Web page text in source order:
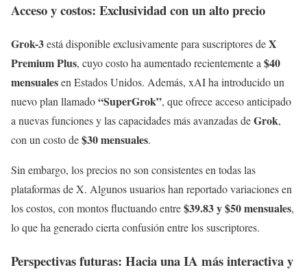
Acceso y costos: Exclusividad con un alto precio
Grok-3está disponible exclusivamente para suscriptores deX
Premium Plus, cuyo costo ha aumentado recientemente a $40
mensualesen Estados Unidos. Además, xAI ha introducido un
nuevo plan llamado“SuperGrok”, que ofrece acceso anticipado
a nuevas funciones y las capacidades más avanzadas deGrok,
con un costo de$30 mensuales.
Sin embargo, los precios no son consistentes en todas las
plataformas de X. Algunos usuarios han reportado variaciones en
los costos, con montos fluctuando entre$39.83 y $50 mensuales,
lo que ha generado cierta confusión entre los suscriptores.
Perspectivas futuras: Hacia una IA más interactiva y